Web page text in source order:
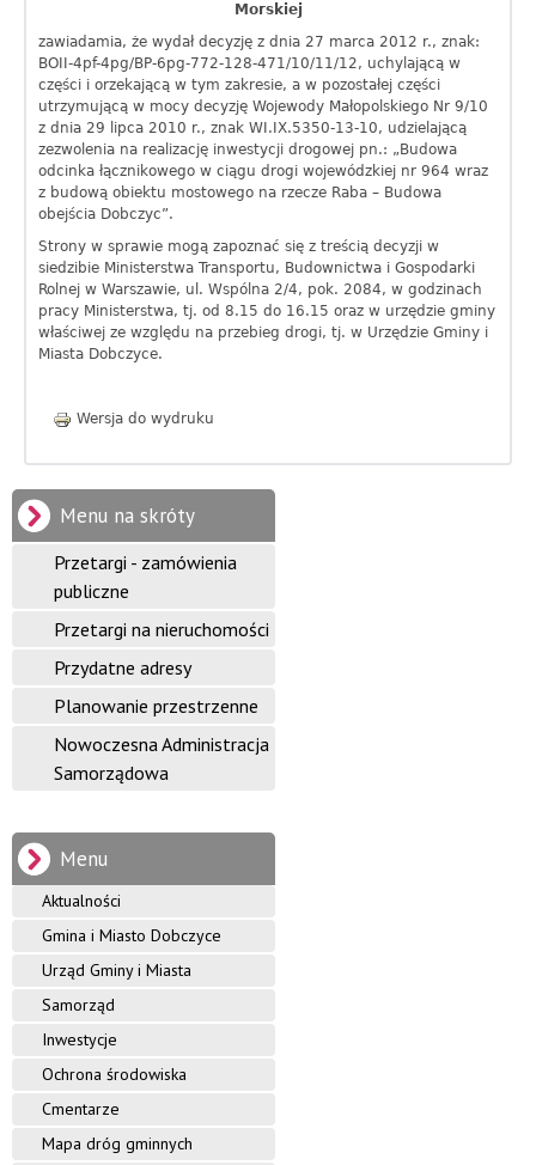
m
a
c
y
j
n
y
G
n
y
D
o
b
c
y
e
Morskiej
zawiadamia, że wydał decyzję z dnia 27 marca 2012 r., znak:
BOII-4pf-4pg/BP-6pg-772-128-471/10/11/12, uchylającą w
części i orzekającą w tym zakresie, a w pozostałej części
utrzymującą w mocy decyzję Wojewody Małopolskiego Nr 9/10
z dnia 29 lipca 2010 r., znak WI.IX.5350-13-10, udzielającą
zezwolenia na realizację inwestycji drogowej pn.: „Budowa
odcinka łącznikowego w ciągu drogi wojewódzkiej nr 964 wraz
z budową obiektu mostowego na rzecze Raba – Budowa
obejścia Dobczyc”.
Strony w sprawie mogą zapoznać się z treścią decyzji w
siedzibie Ministerstwa Transportu, Budownictwa i Gospodarki
Rolnej w Warszawie, ul. Wspólna 2/4, pok. 2084, w godzinach
pracy Ministerstwa, tj. od 8.15 do 16.15 oraz w urzędzie gminy
właściwej ze względu na przebieg drogi, tj. w Urzędzie Gminy i
Miasta Dobczyce.
Wersja do wydruku
Menu na skróty
Przetargi - zamówienia
publiczne
Przetargi na nieruchomości
Przydatne adresy
Planowanie przestrzenne
Nowoczesna Administracja
Samorządowa
Menu
Aktualności
Gmina i Miasto Dobczyce
Urząd Gminy i Miasta
Samorząd
Inwestycje
Ochrona środowiska
Cmentarze
Mapa dróg gminnych